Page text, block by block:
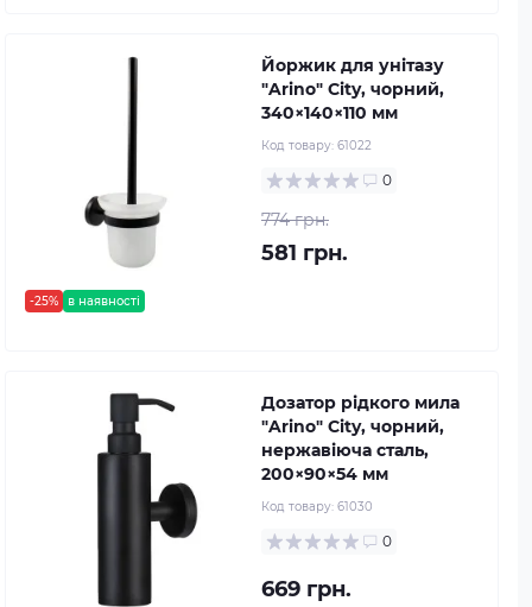
-25% в наявності
Йоржик для унітазу
"Arino" City, чорний,
340×140×110 мм
Код товару: 61022
0
774 грн.
581 грн.
Дозатор рідкого мила
"Arino" City, чорний,
нержавіюча сталь,
200×90×54 мм
Код товару: 61030
0
669 грн.